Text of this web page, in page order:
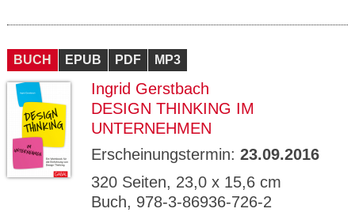
BUCH EPUB PDF MP3
Ingrid Gerstbach
DESIGN THINKING IM
UNTERNEHMEN
Erscheinungstermin: 23.09.2016
320 Seiten, 23,0 x 15,6 cm
Buch, 978-3-86936-726-2